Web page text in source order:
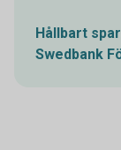
Hållbart
Swedbank